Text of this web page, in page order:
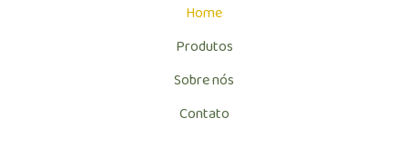
Home
Produtos
Sobre nós
Contato